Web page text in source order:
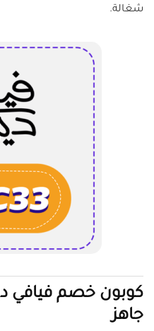
شغالة.
كوبون خصم فيافي
جاهز